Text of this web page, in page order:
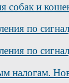
собак и
по
по
налогам.